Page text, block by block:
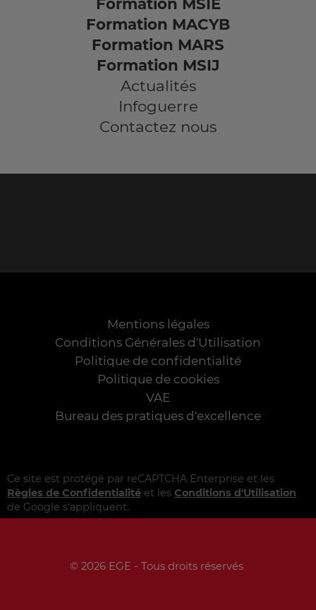
Formation MSIE
Formation MACYB
Formation MARS
Formation MSIJ
Actualités
Infoguerre
Contactez nous
Mentions légales
Conditions Générales d'Utilisation
Politique de confidentialité
Politique de cookies
VAE
Bureau des pratiques d'excellence
Ce site est protégé par reCAPTCHA Enterprise et les
Règles de Confidentialité et les Conditions d'Utilisation
de Google s'appliquent.
© 2026 EGE - Tous droits réservés